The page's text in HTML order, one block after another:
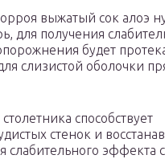
выжатый сок алоэ
для получения
будет
слизистой оболочки
способствует
стенок и
слабительного эффекта